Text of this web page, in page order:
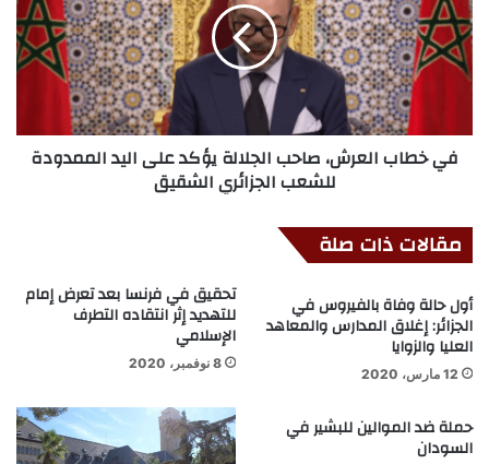
في خطاب العرش، صاحب الجلالة يؤكد على اليد الممدودة
للشعب الجزائري الشقيق
مقالات ذات صلة
أول حالة وفاة بالفيروس في
الجزائر: إغلاق المدارس والمعاهد
العليا والزوايا
12 مارس، 2020
تحقيق في فرنسا بعد تعرض إمام
للتهديد إثر انتقاده التطرف
الإسلامي
8 نوفمبر، 2020
حملة ضد الموالين للبشير في
السودان